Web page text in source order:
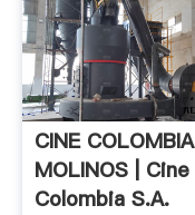
CINE COLOMBIA
MOLINOS | Cine
Colombia S.A.